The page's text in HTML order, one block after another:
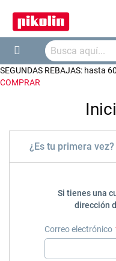
Buscar
SEGUNDAS REBAJAS: hasta
COMPRAR
¿Es tu primera vez?
Si tienes una
dirección
Correo electrónico